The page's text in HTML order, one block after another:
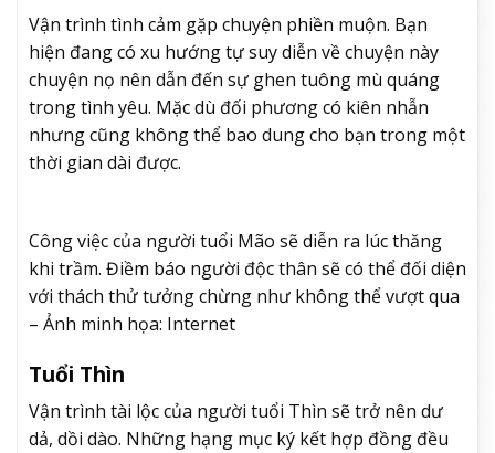
Vận trình tình cảm gặp chuyện phiền muộn. Bạn
hiện đang có xu hướng tự suy diễn về chuyện này
chuyện nọ nên dẫn đến sự ghen tuông mù quáng
trong tình yêu. Mặc dù đối phương có kiên nhẫn
nhưng cũng không thể bao dung cho bạn trong một
thời gian dài được.
Công việc của người tuổi Mão sẽ diễn ra lúc thăng
khi trầm. Điềm báo người độc thân sẽ có thể đối diện
với thách thử tưởng chừng như không thể vượt qua
– Ảnh minh họa: Internet
Tuổi Thìn
Vận trình tài lộc của người tuổi Thìn sẽ trở nên dư
dả, dồi dào. Những hạng mục ký kết hợp đồng đều